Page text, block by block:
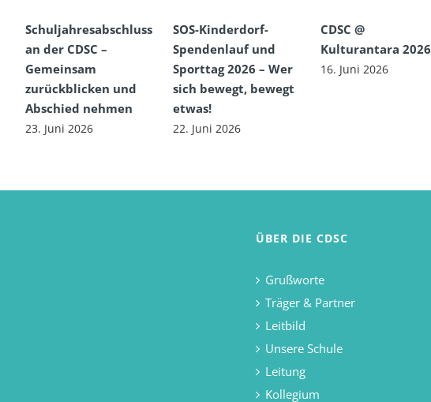
Schuljahresabschluss
an der CDSC –
Gemeinsam
zurückblicken und
Abschied nehmen
23. Juni 2026
SOS-Kinderdorf-
Spendenlauf und
Sporttag 2026 – Wer
sich bewegt, bewegt
etwas!
22. Juni 2026
CDSC @
Kulturantara 2026
16. Juni 2026
ÜBER DIE CDSC
Grußworte
Träger & Partner
Leitbild
Unsere Schule
Leitung
Kollegium